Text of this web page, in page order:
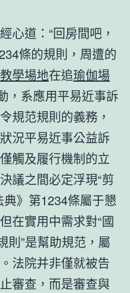
心道：“回房間吧，
條的規則，周遭的
教學場地在追瑜伽場
，系應用平易近事訴
規范規則的義務，
況平易近事公益訴
觸及履行機制的立
議之間必定浮現“剪
》第1234條屬于懇
在實用中需求對“國
則”是幫助規范，屬
法院并非僅就被告
審查，而是審查與